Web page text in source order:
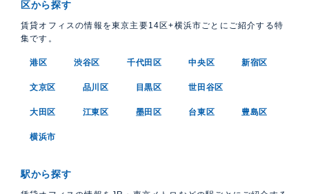
区から探す
賃貸オフィスの情報を東京主要14区+横浜市ごとにご紹介する特
集です。
港区 渋谷区 千代田区 中央区 新宿区
文京区 品川区 目黒区 世田谷区
大田区 江東区 墨田区 台東区 豊島区
横浜市
駅から探す